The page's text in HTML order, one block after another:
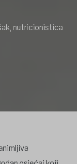
nutricionistica